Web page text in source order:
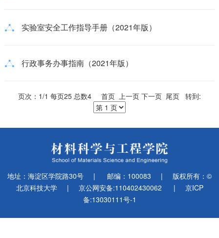
实验室安全工作指导手册（2021年版）
行政事务办事指南（2021年版）
页次：1/1 每页25 总数4 首页 上一页 下一页 尾页 转到:
地址：海淀区学院路30号 | 邮编：100083 |
版权所有：©
北京科技大学
| 京公网安备:110402430062 |
京ICP
备:13030111号-1